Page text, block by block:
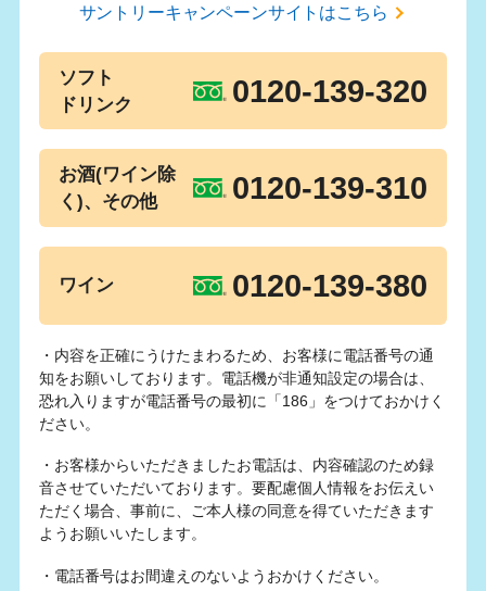
サントリーキャンペーンサイトはこちら
ソフト
ドリンク
0120-139-320
お酒(ワイン除
く)、その他
0120-139-310
ワイン 0120-139-380
・内容を正確にうけたまわるため、お客様に電話番号の通
知をお願いしております。電話機が非通知設定の場合は、
恐れ入りますが電話番号の最初に「186」をつけておかけく
ださい。
・お客様からいただきましたお電話は、内容確認のため録
音させていただいております。要配慮個人情報をお伝えい
ただく場合、事前に、ご本人様の同意を得ていただきます
ようお願いいたします。
・電話番号はお間違えのないようおかけください。